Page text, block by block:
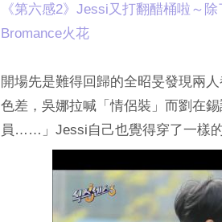
《第六感2》Jessi又打翻醋桶啦～
Bromance火花
開場先是難得回歸的全昭旻發現兩
色差，吳娜拉喊「情侶裝」而劉在
員……」Jessi自己也覺得穿了一樣的